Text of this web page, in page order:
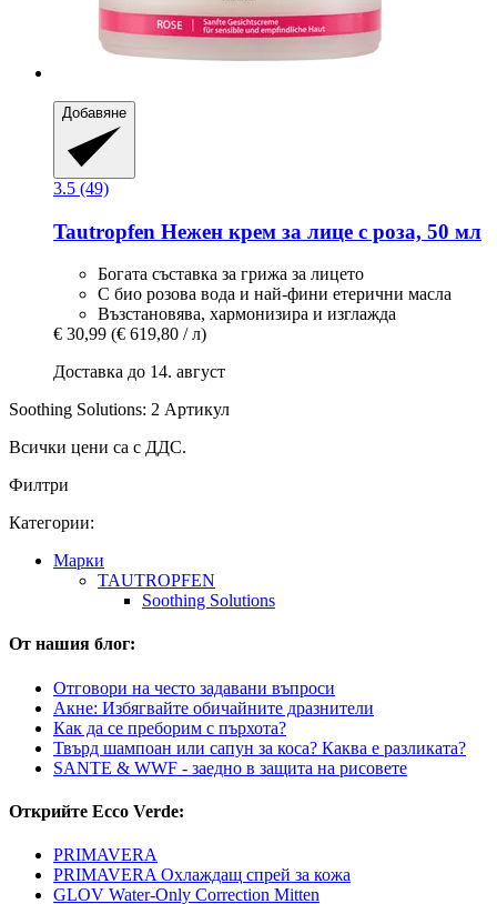
Добавяне
3.5 (49)
Tautropfen Нежен крем за лице с роза, 50 мл
Богата съставка за грижа за лицето
С био розова вода и най-фини етерични масла
Възстановява, хармонизира и изглажда
€ 30,99 (€ 619,80 / л)
Доставка до 14. август
Soothing Solutions: 2 Артикул
Всички цени са с ДДС.
Филтри
Категории:
Марки
TAUTROPFEN
Soothing Solutions
От нашия блог:
Отговори на често задавани въпроси
Акне: Избягвайте обичайните дразнители
Как да се преборим с пърхота?
Твърд шампоан или сапун за коса? Каква е разликата?
SANTE & WWF - заедно в защита на рисовете
Открийте Ecco Verde:
PRIMAVERA
PRIMAVERA Охлаждащ спрей за кожа
GLOV Water-Only Correction Mitten